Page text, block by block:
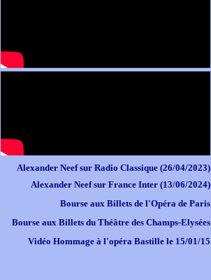
Alexander Neef sur Radio Classique (26/04/2023)
Alexander Neef sur France Inter (13/06/2024)
Bourse aux Billets de l'Opéra de Paris
Bourse aux Billets du Théâtre des Champs-Elysées
Vidéo Hommage à l'opéra Bastille le 15/01/15